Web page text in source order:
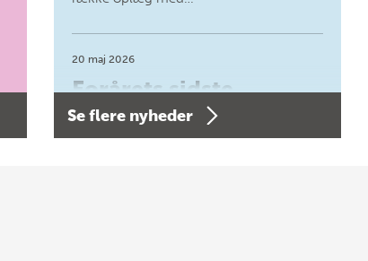
20 maj 2026
Forårets sidste
Bogtorsdag 11. juni
Se flere nyheder